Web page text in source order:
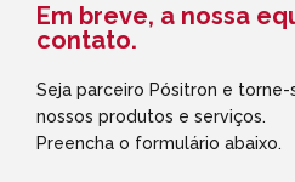
Em breve, a nossa
contato.
Seja parceiro Pósitron e
nossos produtos e serviços.
Preencha o formulário abaixo.